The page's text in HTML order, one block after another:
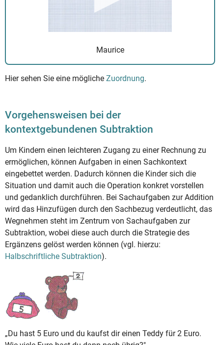
Maurice
Hier sehen Sie eine mögliche Zuordnung.
Vorgehensweisen bei der
kontextgebundenen Subtraktion
Um Kindern einen leichteren Zugang zu einer Rechnung zu
ermöglichen, können Aufgaben in einen Sachkontext
eingebettet werden. Dadurch können die Kinder sich die
Situation und damit auch die Operation konkret vorstellen
und gedanklich durchführen. Bei Sachaufgaben zur Addition
wird das Hinzufügen durch den Sachbezug verdeutlicht, das
Wegnehmen steht im Zentrum von Sachaufgaben zur
Subtraktion, wobei diese auch durch die Strategie des
Ergänzens gelöst werden können (vgl. hierzu:
Halbschriftliche Subtraktion).
„Du hast 5 Euro und du kaufst dir einen Teddy für 2 Euro.